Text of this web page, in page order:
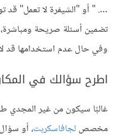
…. " أو "الشيفرة لا تعمل" قد
تضمين أسئلة صريحة ومباشرة،
وفي حال عدم استخدامها قد
اطرح سؤالك في
غالبًا سيكون من غير
مخصصلجافاسكربت، أو